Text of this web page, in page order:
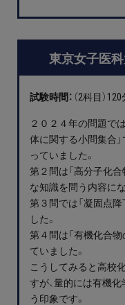
東京女子医
試験時間： （2科目）120
２０２４年の問題では
体に関する小問集合
っていました。
第２問は「高分子化合
な知識を問う内容に
第３問では「凝固点
した。
第４問は「有機化合
ていました。
こうしてみると高校
すが、量的には有機
う印象です。